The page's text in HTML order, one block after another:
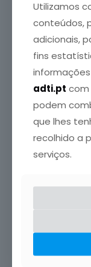
Artigos
Congresso
Utilizamos
conteúdos,
adicionais,
fins
adti.pt com
podem
que lhes
recolhido a
serviços.